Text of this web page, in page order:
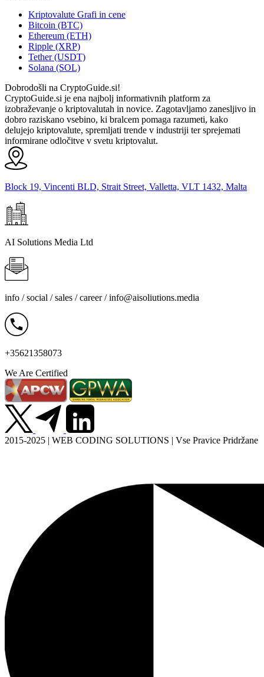
Kriptovalute Grafi in cene
Bitcoin (BTC)
Ethereum (ETH)
Ripple (XRP)
Tether (USDT)
Solana (SOL)
Dobrodošli na CryptoGuide.si!
CryptoGuide.si je ena najbolj informativnih platform za
izobraževanje o kriptovalutah in novice. Zagotavljamo zanesljivo in
dobro raziskano vsebino, ki bralcem pomaga razumeti, kako
delujejo kriptovalute, spremljati trende v industriji ter sprejemati
informirane odločitve v svetu kriptovalut.
Block 19, Vincenti BLD, Strait Street, Valletta, VLT 1432, Malta
AI Solutions Media Ltd
info / social / sales / career /info@aisoliutions.media
+35621358073
We Are Certified
2015-2025 | WEB CODING SOLUTIONS | Vse Pravice Pridržane